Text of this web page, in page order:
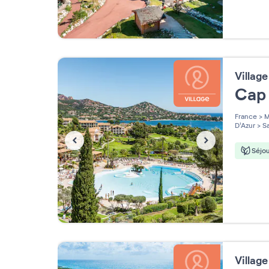
Village
France >
D'Azur >
Village